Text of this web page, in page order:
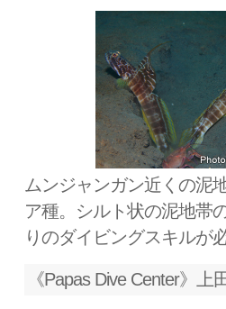
ムンジャンガン近くの泥
ア種。シルト状の泥地帯
りのダイビングスキルが
《Papas Dive Center》上